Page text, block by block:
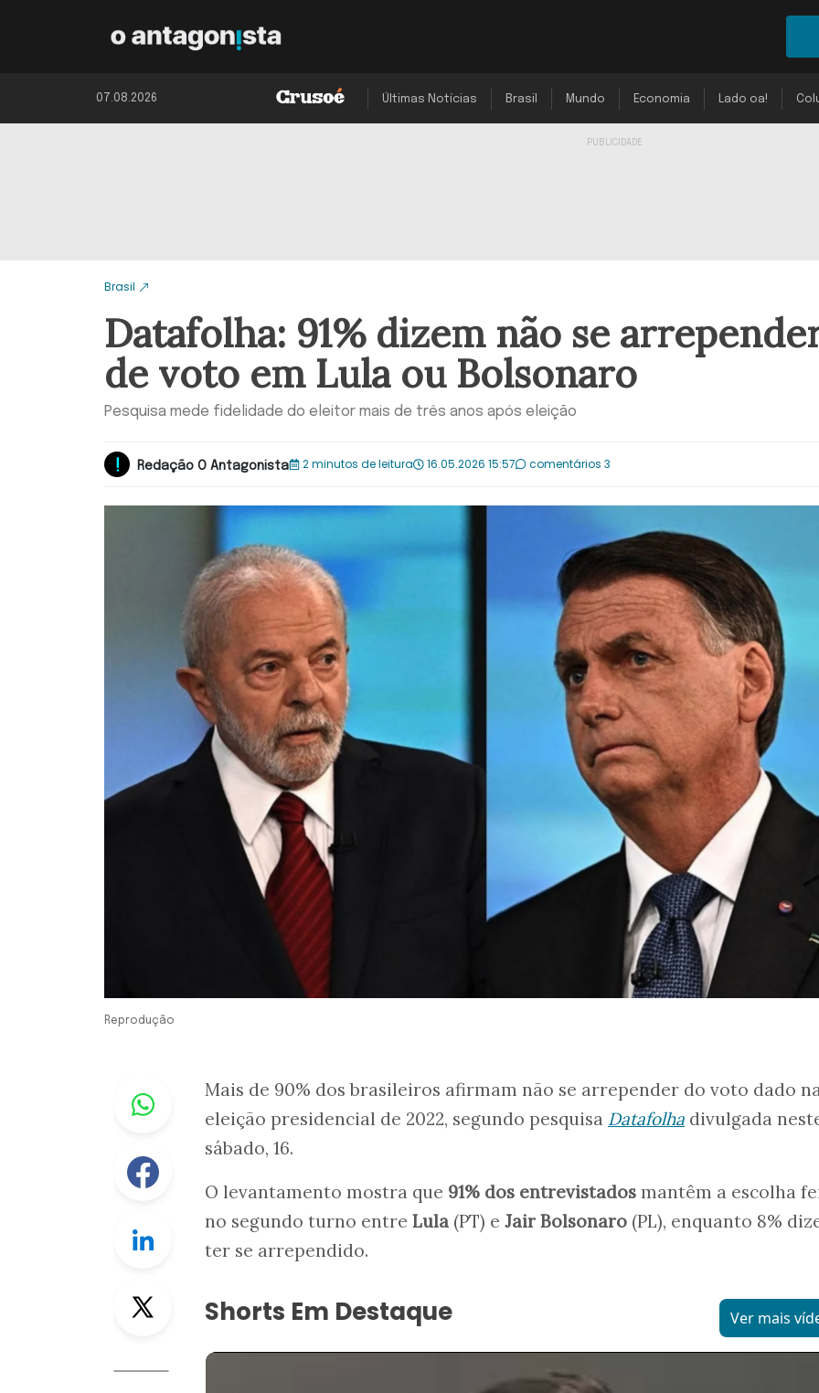
07.08.2026 Últimas Notícias Brasil Mundo Economia Lado oa!
Brasil
Datafolha: 91% dizem não se
de voto em Lula ou Bolsonaro
Pesquisa mede fidelidade do eleitor mais de três anos após eleição
Redação O Antagonista 2 minutos de leitura 16.05.2026 15:57 comentários 3
Reprodução
Whastapp
Facebook
Linkedin
Mais de 90% dos brasileiros afirmam não se arrepender do voto dado
eleição presidencial de 2022, segundo pesquisa Datafolha divulgada
sábado, 16.
O levantamento mostra que 91% dos entrevistados mantêm a escolha
no segundo turno entre Lula (PT) e Jair Bolsonaro (PL), enquanto 8%
ter se arrependido.
Shorts Em Destaque Ver mais